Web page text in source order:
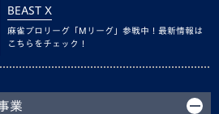
BEAST X
麻雀プロリーグ「Mリーグ」参戦中！最新情報は
こちらをチェック！
業